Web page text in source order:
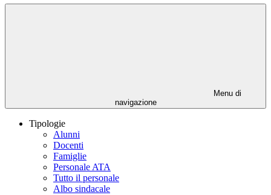
Menu di
navigazione
Tipologie
Alunni
Docenti
Famiglie
Personale ATA
Tutto il personale
Albo sindacale